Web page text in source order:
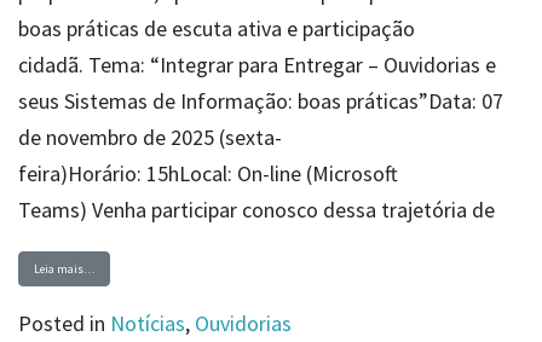
boas práticas de escuta ativa e participação
cidadã. Tema: “Integrar para Entregar – Ouvidorias e
seus Sistemas de Informação: boas práticas”Data: 07
de novembro de 2025 (sexta-
feira)Horário: 15hLocal: On-line (Microsoft
Teams) Venha participar conosco dessa trajetória de
Leia mais…
Posted in Notícias, Ouvidorias